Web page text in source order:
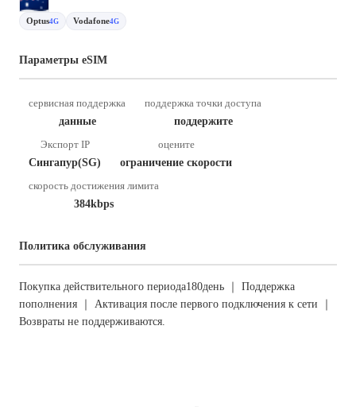
Optus4G Vodafone4G
Параметры eSIM
сервисная поддержка
данные
поддержка точки доступа
поддержите
Экспорт IP
Сингапур(SG)
оцените
ограничение скорости
скорость достижения лимита
384kbps
Политика обслуживания
Покупка действительного периода180день ｜ Поддержка
пополнения ｜ Активация после первого подключения к сети ｜
Возвраты не поддерживаются.